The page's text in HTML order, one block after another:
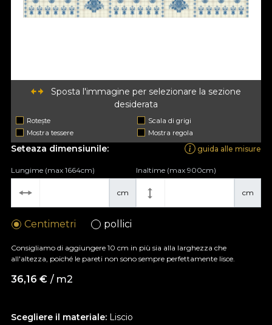
Sposta l'immagine per selezionare la sezione
desiderata
Rotește
Scala di grigi
Mostra tessere
Mostra regola
Scegliere il materiale: Liscio
Seteaza dimensiunile: guida alle misure
cm
Lungime (max 1664cm)
cm
Inaltime (max 900cm)
Centimetri pollici
Consigliamo di aggiungere 10 cm in più sia alla larghezza che
all'altezza, poiché le pareti non sono sempre perfettamente lisce.
36,16 € / m2